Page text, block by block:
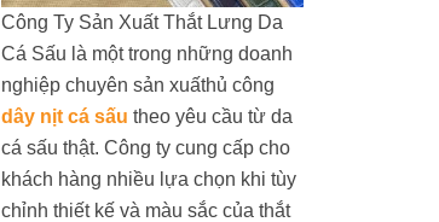
Công Ty Sản Xuất Thắt Lưng Da
Cá Sấu là một trong những doanh
nghiệp chuyên sản xuấthủ công
dây nịt cá sấu theo yêu cầu từ da
cá sấu thật. Công ty cung cấp cho
khách hàng nhiều lựa chọn khi tùy
chỉnh thiết kế và màu sắc của thắt